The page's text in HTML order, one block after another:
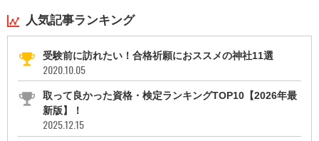
人気記事ランキング
受験前に訪れたい！合格祈願におススメの神社11選
2020.10.05
取って良かった資格・検定ランキングTOP10【2026年最
新版】！
2025.12.15